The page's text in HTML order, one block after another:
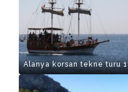
Alanya korsan tekne turu 1